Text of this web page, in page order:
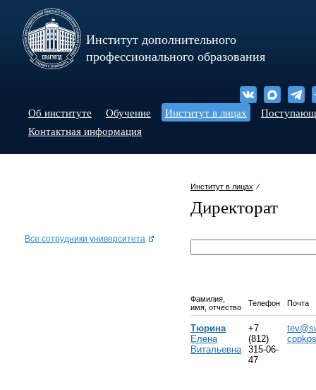
Институт дополнительного
профессионального образования
Об институте Обучение Институт в лицах
Контактная информация
Институт в лицах ⁄
Директорат
Все сотрудники университета
Фамилия,
имя, отчество
Телефон Почта
Тюрина
Елена
Витальевна
+7
(812)
315-06-
47